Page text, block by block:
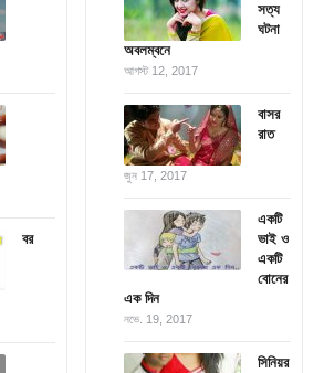
বর
সত্য
ঘটনা
অবলম্বনে
আগস্ট 12, 2017
বাসর
রাত
জুন 17, 2017
একটি
ভাই ও
একটি
বোনের
এক দিন
নভে. 19, 2017
সিনিয়র